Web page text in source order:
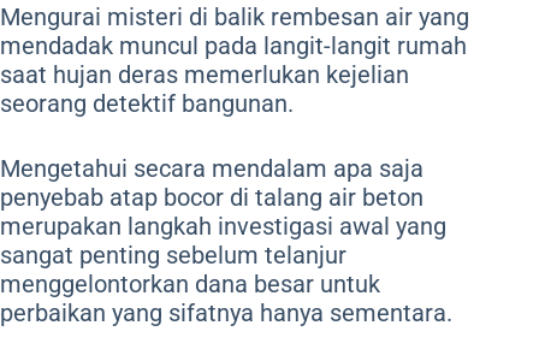
Mengurai misteri di balik rembesan air yang
mendadak muncul pada langit-langit rumah
saat hujan deras memerlukan kejelian
seorang detektif bangunan.
Mengetahui secara mendalam apa saja
penyebab atap bocor di talang air beton
merupakan langkah investigasi awal yang
sangat penting sebelum telanjur
menggelontorkan dana besar untuk
perbaikan yang sifatnya hanya sementara.